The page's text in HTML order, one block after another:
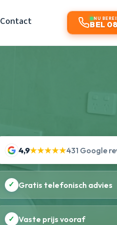
Contact NU
BEL
4,9★★★★★431 Google
✓ Gratis telefonisch advies
✓ Vaste prijs vooraf